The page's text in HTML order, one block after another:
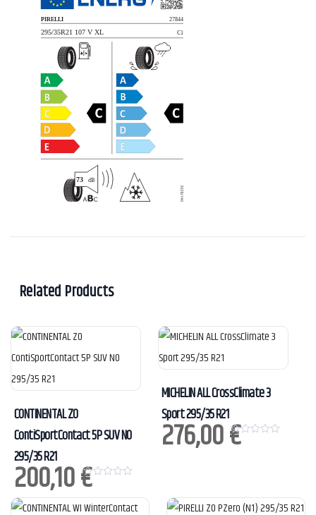
Related Products
CONTINENTAL ZO
ContiSportContact 5P SUV N0
295/35 R21
200,10€
0
u
t
MICHELIN ALL CrossClimate 3
Sport 295/35 R21
276,00€
0